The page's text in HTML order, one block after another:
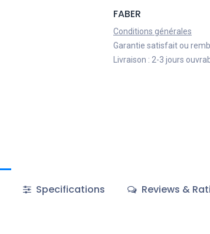
FABER
Conditions générales
Garantie satisfait ou
Livraison : 2-3 jours
Specifications Reviews &